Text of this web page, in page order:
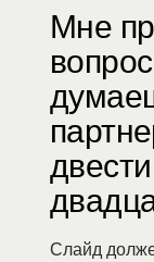
Мне
Слайд